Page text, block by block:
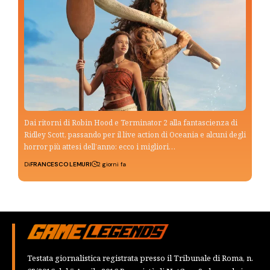
Dai ritorni di Robin Hood e Terminator 2 alla fantascienza di
Ridley Scott, passando per il live action di Oceania e alcuni degli
horror più attesi dell’anno: ecco i migliori…
DiFRANCESCO LEMURI 2 giorni fa
Testata giornalistica registrata presso il Tribunale di Roma, n.